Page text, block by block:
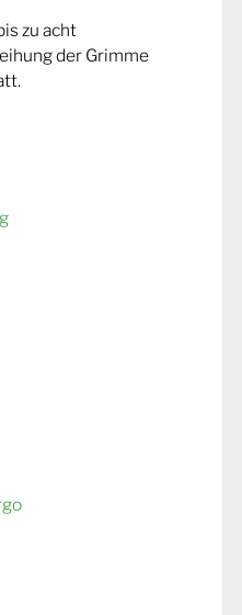
zu acht
der Grimme